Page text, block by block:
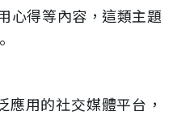
心得等內容，這類主題
應用的社交媒體平台，